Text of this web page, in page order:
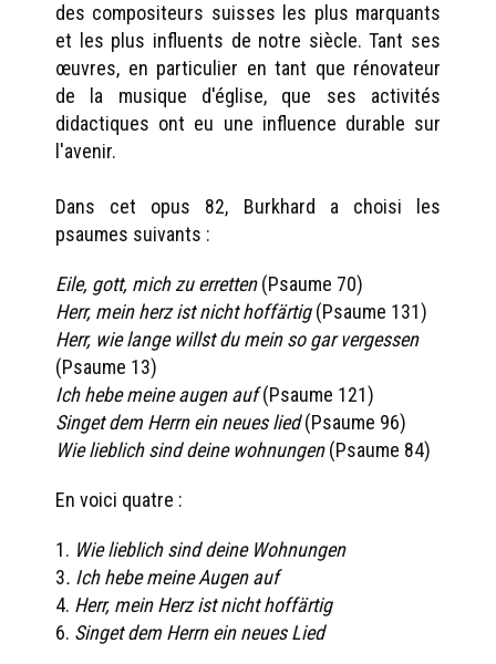
des compositeurs suisses les plus marquants
et les plus influents de notre siècle. Tant ses
œuvres, en particulier en tant que rénovateur
de la musique d'église, que ses activités
didactiques ont eu une influence durable sur
l'avenir.
Dans cet opus 82, Burkhard a choisi les
psaumes suivants :
Eile, gott, mich zu erretten(Psaume 70)
Herr, mein herz ist nicht hoffärtig(Psaume 131)
Herr, wie lange willst du mein so gar vergessen
(Psaume 13)
Ich hebe meine augen auf(Psaume 121)
Singet dem Herrn ein neues lied(Psaume 96)
Wie lieblich sind deine wohnungen(Psaume 84)
En voici quatre :
1. Wie lieblich sind deine Wohnungen
3. Ich hebe meine Augen auf
4. Herr, mein Herz ist nicht hoffärtig
6. Singet dem Herrn ein neues Lied